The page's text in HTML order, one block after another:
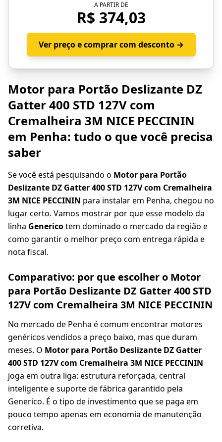
A PARTIR DE
R$ 374,03
Ver preço e comprar com desconto →
Motor para Portão Deslizante DZ
Gatter 400 STD 127V com
Cremalheira 3M NICE PECCININ
em Penha: tudo o que você precisa
saber
Se você está pesquisando o Motor para Portão
Deslizante DZ Gatter 400 STD 127V com Cremalheira
3M NICE PECCININ para instalar em Penha, chegou no
lugar certo. Vamos mostrar por que esse modelo da
linha Genericotem dominado o mercado da região e
como garantir o melhor preço com entrega rápida e
nota fiscal.
Comparativo: por que escolher o Motor
para Portão Deslizante DZ Gatter 400 STD
127V com Cremalheira 3M NICE PECCININ
No mercado de Penha é comum encontrar motores
genéricos vendidos a preço baixo, mas que duram
meses. O Motor para Portão Deslizante DZ Gatter
400 STD 127V com Cremalheira 3M NICE PECCININ
joga em outra liga: estrutura reforçada, central
inteligente e suporte de fábrica garantido pela
Generico. É o tipo de investimento que se paga em
pouco tempo apenas em economia de manutenção
corretiva.